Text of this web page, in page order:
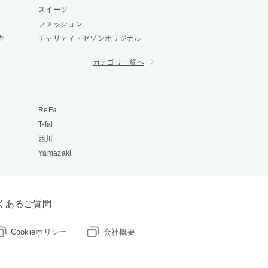
スイーツ
ファッション
チャリティ・セゾンオリジナル
カテゴリ一覧へ
ReFa
T-fal
西川
Yamazaki
あるご質問
Cookieポリシー 会社概要